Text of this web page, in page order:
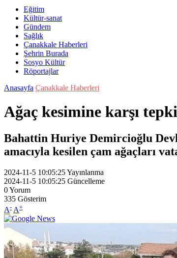
Eğitim
Kültür-sanat
Gündem
Sağlık
Çanakkale Haberleri
Şehrin Burada
Sosyo Kültür
Röportajlar
Anasayfa Çanakkale Haberleri
Ağaç kesimine karşı
Bahattin Huriye Demircioğlu
amacıyla kesilen çam ağaçları
2024-11-5 10:05:25Yayınlanma
2024-11-5 10:05:25 Güncelleme
0Yorum
335 Gösterim
A- A+